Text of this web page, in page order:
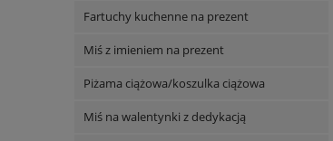
Fartuchy kuchenne na prezent
Miś z imieniem na prezent
Piżama ciążowa/koszulka ciążowa
Miś na walentynki z dedykacją